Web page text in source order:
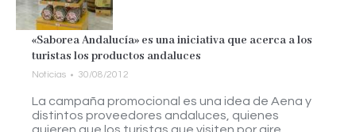
«Saborea Andalucía» es una iniciativa que acerca a los
turistas los productos andaluces
Noticias 30/08/2012
La campaña promocional es una idea de Aena y
distintos proveedores andaluces, quienes